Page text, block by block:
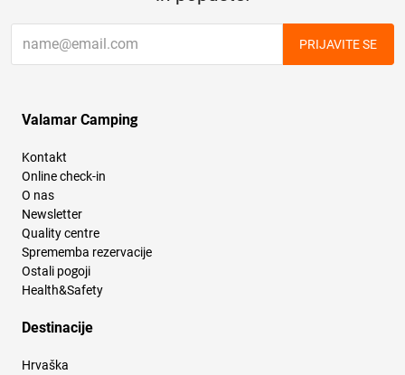
PRIJAVITE SE
Valamar Camping
Kontakt
Online check-in
O nas
Newsletter
Quality centre
Sprememba rezervacije
Ostali pogoji
Health&Safety
Destinacije
Hrvaška